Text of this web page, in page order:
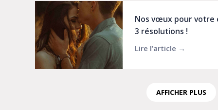
Nos vœux pour votre
3 résolutions !
Lire l’article → about
AFFICHER PLUS